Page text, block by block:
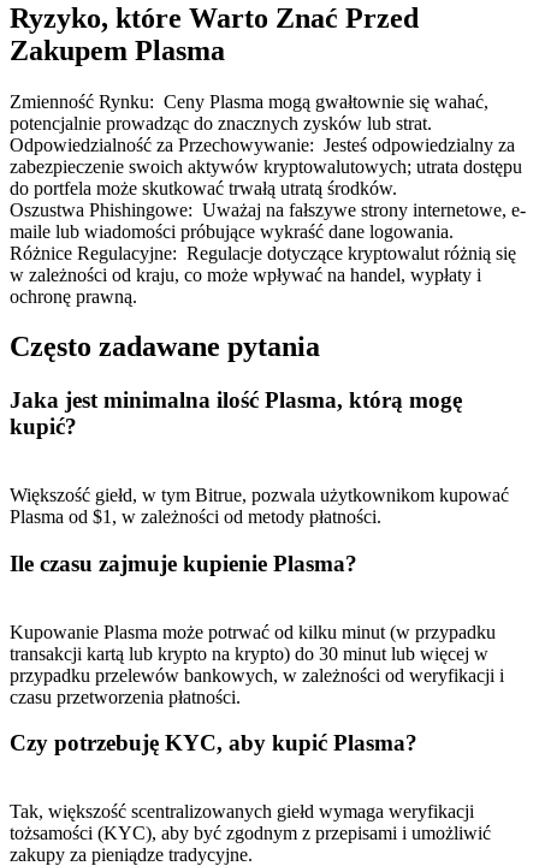
Ryzyko, które Warto Znać Przed
Zakupem Plasma
Zmienność Rynku: Ceny Plasma mogą gwałtownie się wahać,
potencjalnie prowadząc do znacznych zysków lub strat.
Odpowiedzialność za Przechowywanie: Jesteś odpowiedzialny za
zabezpieczenie swoich aktywów kryptowalutowych; utrata dostępu
do portfela może skutkować trwałą utratą środków.
Oszustwa Phishingowe: Uważaj na fałszywe strony internetowe, e-
maile lub wiadomości próbujące wykraść dane logowania.
Różnice Regulacyjne: Regulacje dotyczące kryptowalut różnią się
w zależności od kraju, co może wpływać na handel, wypłaty i
ochronę prawną.
Często zadawane pytania
Jaka jest minimalna ilość Plasma, którą mogę
kupić?
Większość giełd, w tym Bitrue, pozwala użytkownikom kupować
Plasma od $1, w zależności od metody płatności.
Ile czasu zajmuje kupienie Plasma?
Kupowanie Plasma może potrwać od kilku minut (w przypadku
transakcji kartą lub krypto na krypto) do 30 minut lub więcej w
przypadku przelewów bankowych, w zależności od weryfikacji i
czasu przetworzenia płatności.
Czy potrzebuję KYC, aby kupić Plasma?
Tak, większość scentralizowanych giełd wymaga weryfikacji
tożsamości (KYC), aby być zgodnym z przepisami i umożliwić
zakupy za pieniądze tradycyjne.